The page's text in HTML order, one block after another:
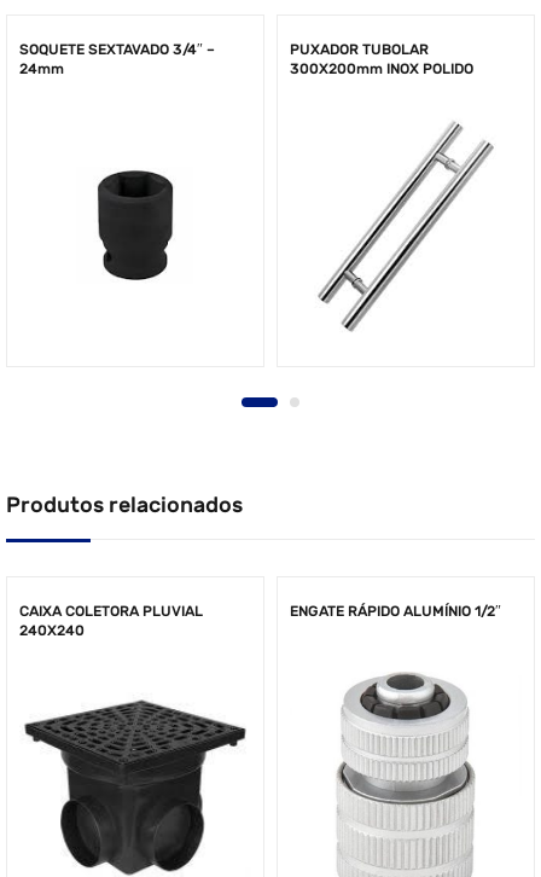
SOQUETE SEXTAVADO 3/4″ –
24mm
PUXADOR TUBOLAR
300X200mm INOX POLIDO
Produtos relacionados
CAIXA COLETORA PLUVIAL
240X240
ENGATE RÁPIDO ALUMÍNIO 1/2″